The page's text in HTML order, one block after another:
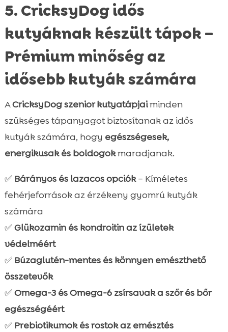
5. CricksyDog idős
kutyáknak készült tápok –
Prémium minőség az
idősebb kutyák számára
ACricksyDog szenior kutyatápjaiminden
szükséges tápanyagot biztosítanak az idős
kutyák számára, hogy egészségesek,
energikusak és boldogokmaradjanak.
✅ Bárányos és lazacos opciók– Kíméletes
fehérjeforrások az érzékeny gyomrú kutyák
számára
✅Glükozamin és kondroitin az ízületek
védelméért
✅ Búzaglutén-mentes és könnyen emészthető
összetevők
✅Omega-3 és Omega-6 zsírsavak a szőr és bőr
egészségéért
✅ Prebiotikumok és rostok az emésztés